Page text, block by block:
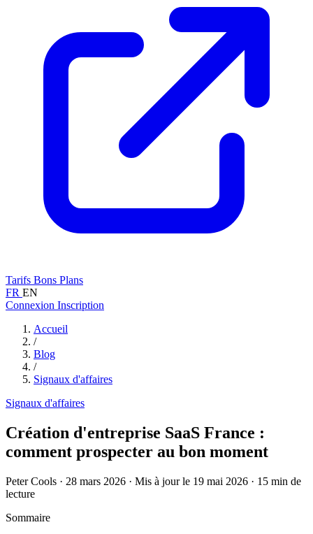
Tarifs Bons Plans
FR EN
Connexion Inscription
Accueil
/
Blog
/
Signaux d'affaires
Signaux d'affaires
Création d'entreprise SaaS France :
comment prospecter au bon moment
Peter Cools · 28 mars 2026 · Mis à jour le 19 mai 2026 · 15 min de
lecture
Sommaire